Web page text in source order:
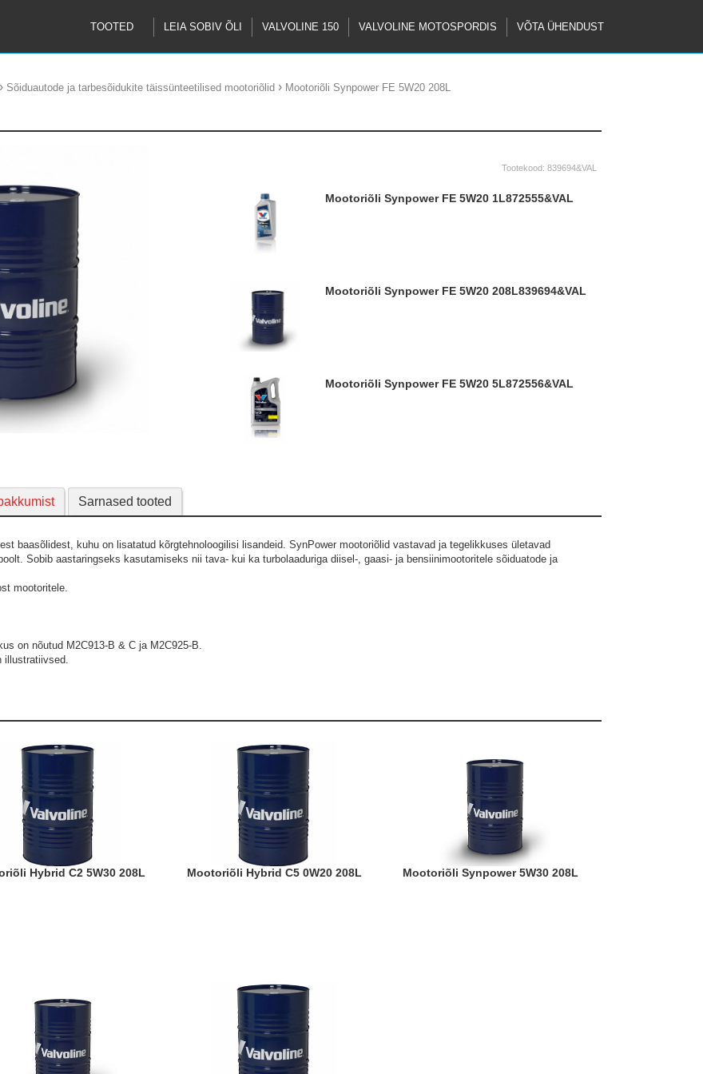
TOOTED LEIA SOBIV ÕLI VALVOLINE 150 VALVOLINE MOTOSPORDIS VÕTA ÜHENDUST
› Sõiduautode ja tarbesõidukite täissünteetilised mootoriõlid › Mootoriõli Synpower FE 5W20 208L
Tootekood: 839694&VAL
Mootoriõli Synpower FE 5W20 1L872555&VAL
Mootoriõli Synpower FE 5W20 208L839694&VAL
Mootoriõli Synpower FE 5W20 5L872556&VAL
Sarnased tooted
baasõlidest, kuhu on lisatatud kõrgtehnoloogilisi lisandeid. SynPower mootoriõlid vastavad ja tegelikkuses ületavad
Sobib aastaringseks kasutamiseks nii tava- kui ka turbolaaduriga diisel-, gaasi- ja bensiinimootoritele sõiduatode ja
mootoritele.
on nõutud M2C913-B & C ja M2C925-B.
illustratiivsed.
Hybrid C2 5W30 208L Mootoriõli Hybrid C5 0W20 208L Mootoriõli Synpower 5W30 208L